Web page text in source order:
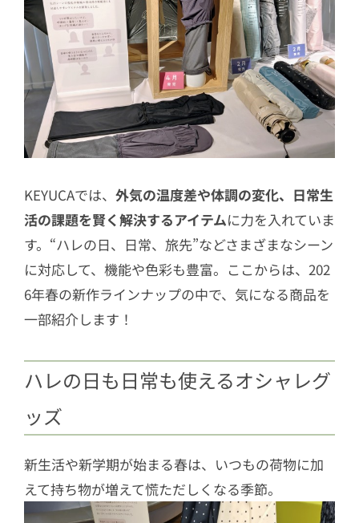
KEYUCAでは、 外気の温度差や体調の変化、日常生
活の課題を賢く解決するアイテムに力を入れていま
す。“ハレの日、日常、旅先”などさまざまなシーン
に対応して、機能や色彩も豊富。ここからは、202
6年春の新作ラインナップの中で、気になる商品を
一部紹介します！
ハレの日も日常も使えるオシャレグ
ッズ
新生活や新学期が始まる春は、いつもの荷物に加
えて持ち物が増えて慌ただしくなる季節。